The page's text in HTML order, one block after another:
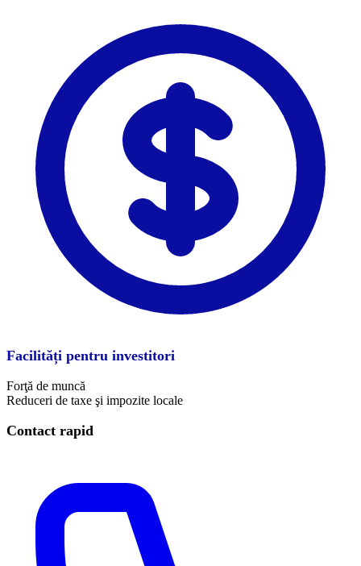
Facilități pentru investitori
Forţă de muncă
Reduceri de taxe şi impozite locale
Contact rapid